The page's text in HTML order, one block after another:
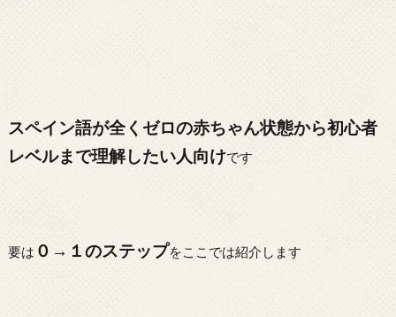
スペイン語が全くゼロの赤ちゃん状態から初心者
レベルまで理解したい人向けです
要は ０→１のステップをここでは紹介します